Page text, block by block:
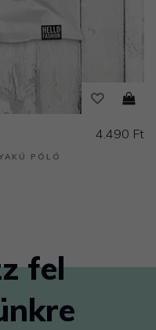
PÓLÓ
4.490 Ft
fel